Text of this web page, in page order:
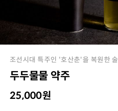
조선시대 특주인 '호산춘'을 복원한 술
두두물물 약주
25,000원